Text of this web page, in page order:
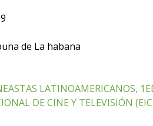
de La habana
LATINOAMERICANOS,
DE CINE Y TELEVISIÓN